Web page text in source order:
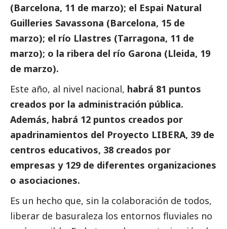
(Barcelona, 11 de marzo); el Espai Natural
Guilleries Savassona (Barcelona, 15 de
marzo); el río Llastres (Tarragona, 11 de
marzo); o la ribera del río Garona (Lleida, 19
de marzo).
Este año, al nivel nacional, habrá 81 puntos
creados por la administración pública.
Además, habrá 12 puntos creados por
apadrinamientos del Proyecto LIBERA, 39 de
centros educativos, 38 creados por
empresas y 129 de diferentes organizaciones
o asociaciones.
Es un hecho que, sin la colaboración de todos,
liberar de basuraleza los entornos fluviales no